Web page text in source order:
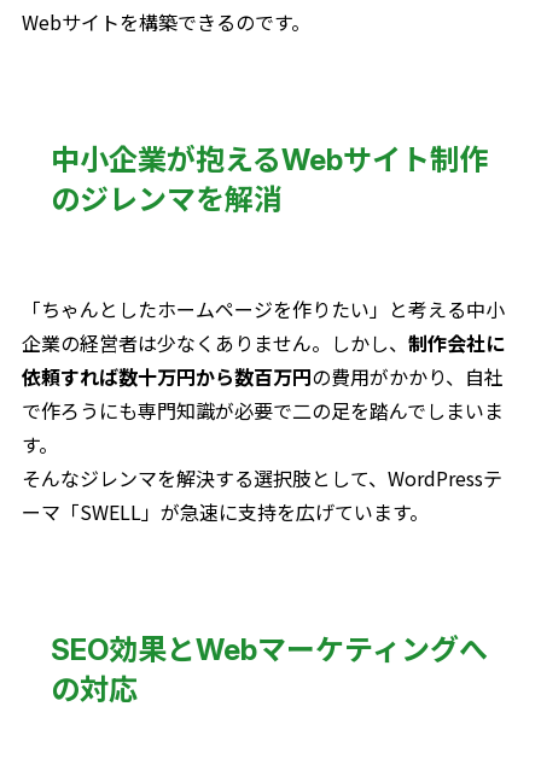
Webサイトを構築できるのです。
中小企業が抱えるWebサイト制作
のジレンマを解消
「ちゃんとしたホームページを作りたい」と考える中小
企業の経営者は少なくありません。しかし、 制作会社に
依頼すれば数十万円から数百万円の費用がかかり、自社
で作ろうにも専門知識が必要で二の足を踏んでしまいま
す。
そんなジレンマを解決する選択肢として、WordPressテ
ーマ「SWELL」が急速に支持を広げています。
SEO効果とWebマーケティングへ
の対応